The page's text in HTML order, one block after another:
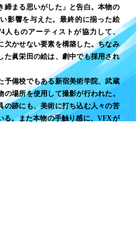
締まる思いがした」と告白。本物の
影響を与えた。最終的に揃った絵
人ものアーティストが協力して、
欠かせない要素を構築した。ちなみ
た眞栄田の絵は、劇中でも採用され
予備校でもある新宿美術学院、武蔵
の場所を使用して撮影が行われた。
の跡にも、美術に打ち込む人々の苦
る。また本物の手触り感に、VFXが